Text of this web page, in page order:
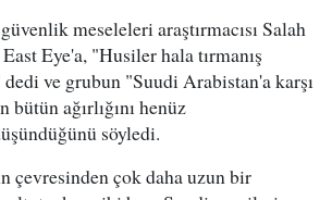
meseleleri araştırmacısı Salah
Eye'a, "Husiler hala tırmanış
ve grubun "Suudi Arabistan'a karşı
ağırlığını henüz
söyledi.
çevresinden çok daha uzun bir